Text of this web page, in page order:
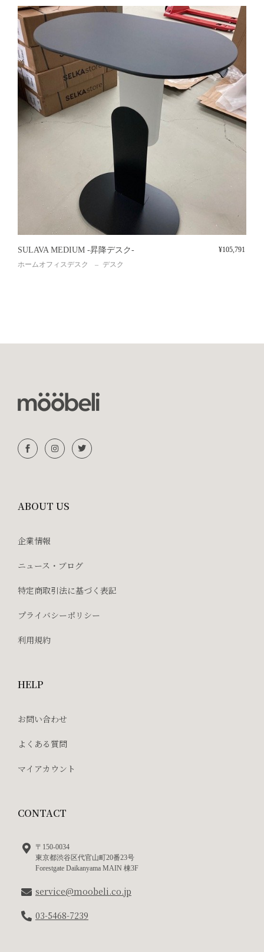
SULAVA MEDIUM -昇降デスク-
ホームオフィスデスク デスク
¥105,791
ABOUT US
企業情報
ニュース・ブログ
特定商取引法に基づく表記
プライバシーポリシー
利用規約
HELP
お問い合わせ
よくある質問
マイアカウント
CONTACT
〒150-0034
東京都渋谷区代官山町20番23号
Forestgate Daikanyama MAIN 棟3F
service@moobeli.co.jp
03-5468-7239